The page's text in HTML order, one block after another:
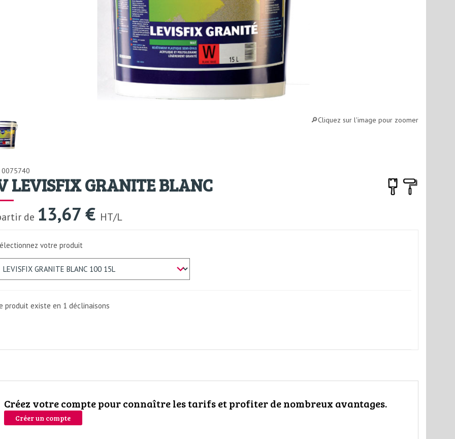
🔎︎Cliquez sur l'image pour zoomer
0075740
LEVISFIX GRANITE BLANC
de 13,67 € HT/L
votre produit
produit existe en 1 déclinaisons
Créez votre compte pour connaître les tarifs et profiter de nombreux avantages.
Créer un compte